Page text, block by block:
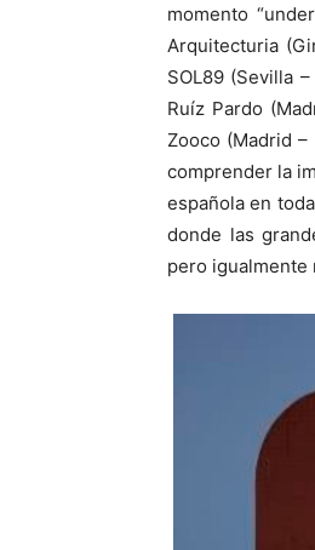
momento
Arquitecturia
SOL89 (Sevilla
Ruíz Pardo
Zooco (Madrid
comprender la
española en
donde las
pero igualmente